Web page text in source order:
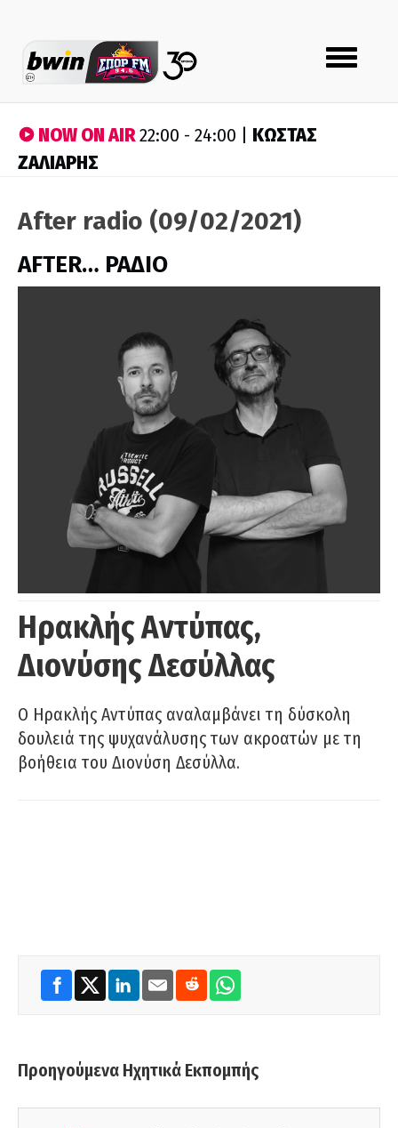
Toggle
navigation
NOW ON AIR22:00 - 24:00 | ΚΩΣΤΑΣ
ΖΑΛΙΑΡΗΣ
After radio (09/02/2021)
AFTER… ΡΑΔΙΟ
Ηρακλής Αντύπας,
Διονύσης Δεσύλλας
Ο Ηρακλής Αντύπας αναλαμβάνει τη δύσκολη
δουλειά της ψυχανάλυσης των ακροατών με τη
βοήθεια του Διονύση Δεσύλλα.
Προηγούμενα Ηχητικά Εκπομπής